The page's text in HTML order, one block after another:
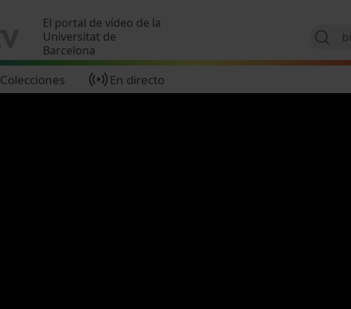
El portal de vídeo de la
Universitat de
Barcelona
Colecciones En directo